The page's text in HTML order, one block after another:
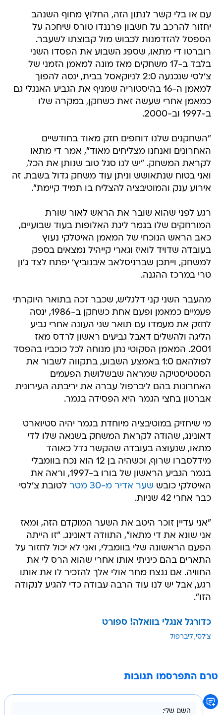
עם או בלי קשר לנתון הזה, החלוץ מחוף השנהב
יחזור להרכב על חשבון פרננדו טורס שיחכה על
הספסל להזדמנות לכבוש מול קבוצתו לשעבר.
רוברטו די מתאו, שספג השבוע את הפסדו השני
בלבד ב-17 משחקים מאז מונה למאמן הזמני של
צ'לסי שנכנעה 2:0 לניוקאסל בבית, ינסה להפוך
למאמן ה-16 בהיסטוריה שמניף את הגביע האנגלי גם
כמאמן אחרי שעשה זאת כשחקן, במקרה שלו
ב-1997 וב-2000.
"השחקנים שלנו דוחפים חזק מאוד בחודשיים
האחרונים ואנחנו מצליחים מאוד", אמר די מתאו
לקראת המשחק. "יש לנו סגל טוב שנותן את הכל,
ואני בטוח שנתאושש וניתן עוד משחק גדול בשבת. זה
אירוע ענק והמוטיבציה להצליח בו תמיד קיימת".
רגע לפני שהוא שובר את הראש לאור שורת
המורחקים שלו בגמר ליגת האלופות בעוד שבועיים,
כאב הראש הנוכחי של המאמן האיטלקי נעוץ
בעובדה שדויד לואיז וגארי קייהיל נמצאים בספק
למשחק, וייתכן שברניסלאב איבנוביץ' יפתח לצד ג'ון
טרי במרכז ההגנה.
מהעבר השני קני דלגליש, שכבר זכה בתואר היוקרתי
פעמיים כמאמן ופעם אחת כשחקן ב-1986, ינסה
לחזק את מעמדו עם תואר שני העונה אחרי גביע
הליגה ולהשלים דאבל גביעים ראשון לרדס מאז
2001. המאמן הסקוטי נתן מנוחה לכל כוכביו בהפסד
לפולהאם 1:0 באמצע השבוע, בתקווה לשבור את
הסטטיסטיקה שמראה שבשלושת הפעמים
האחרונות בהם ליברפול עברה את יריבתה העירונית
אברטון בחצי הגמר היא הפסידה בגמר.
מי שיחזיק במוטיבציה מיוחדת בגמר יהיה סטיוארט
דאונינג, שהודה לקראת המשחק בשנאה שלו לדי
מתאו, שנעוצה בעובדה שהקשר גדל כאוהד
מידלסברו שרוף, וכשהיה בן 12 הוא נכח בוומבלי
בגמר הגביע הראשון של בורו ב-1997, וראה את
האיטלקי כובש שער אדיר מ-30 מטר
לטובת צ'לסי
כבר אחרי 42 שניות.
"אני עדיין זוכר היטב את השער המוקדם הזה, ומאז
אני שונא את די מתאו", התוודה דאונינג. "זו הייתה
הפעם הראשונה שלי בוומבלי, ואני לא יכול לחזור על
התארים בהם כיניתי אותו אחרי שהוא הרס לי את
החוויה. אם ננצח מחר אולי אלך להזכיר לו את אותו
רגע, אבל יש לנו עוד הרבה עבודה כדי להגיע לנקודה
הזו".
כדורגל אנגלי בוואלה! ספורט
צ'לסי ליברפול
טרם התפרסמו תגובות